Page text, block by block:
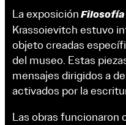
La exposición
Krassoievitch estuvo
objeto creadas
del museo. Estas
mensajes dirigidos a
activados por la
Las obras funcionaron